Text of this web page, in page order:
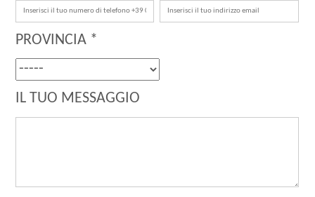
PROVINCIA *
IL TUO MESSAGGIO